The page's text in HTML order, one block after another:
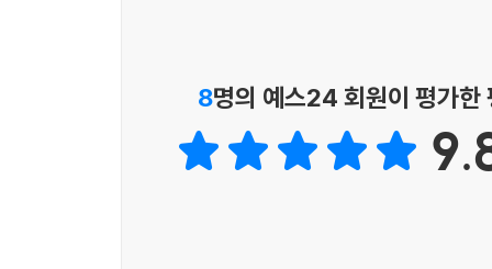
지금 바로 『러브 불릿』 1권을 펼쳐보자.
8명의 예스24 회원이 평가한